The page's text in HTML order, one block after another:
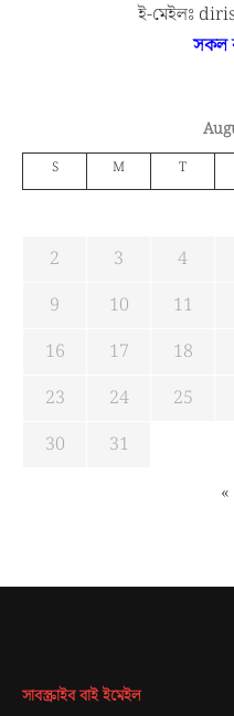
ই-মেইলঃ
সকল
S M T
2
3 4
9
10 11
16
17 18
23
24 25
30
31
সাবস্ক্রাইব বাই ইমেইল